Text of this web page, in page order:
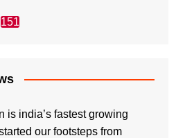
151
is india’s fastest growing
our footsteps from